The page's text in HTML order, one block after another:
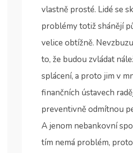
vlastně prosté. Lidé se
problémy totiž shánějí
velice obtížně.
to, že budou zvládat
splácení, a proto jim v
finančních ústavech
preventivně odmítnou
A jenom nebankovní
tím nemá problém,